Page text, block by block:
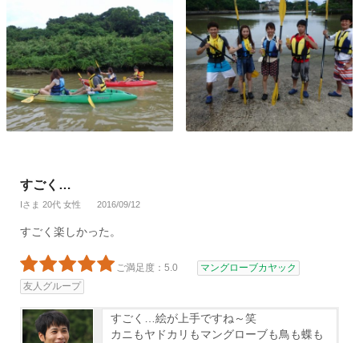
すごく…
Iさま 20代 女性 2016/09/12
すごく楽しかった。
ご満足度：5.0
マングローブカヤック
友人グループ
すごく…絵が上手ですね～笑
カニもヤドカリもマングローブも鳥も蝶も